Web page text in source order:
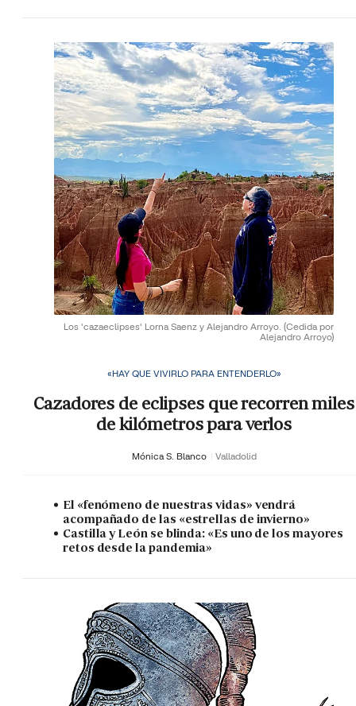
Los 'cazaeclipses' Lorna Saenz y Alejandro Arroyo. (Cedida por
Alejandro Arroyo)
«HAY QUE VIVIRLO PARA ENTENDERLO»
Cazadores de eclipses que recorren miles
de kilómetros para verlos
Mónica S. Blanco Valladolid
El «fenómeno de nuestras vidas» vendrá
acompañado de las «estrellas de invierno»
Castilla y León se blinda: «Es uno de los mayores
retos desde la pandemia»